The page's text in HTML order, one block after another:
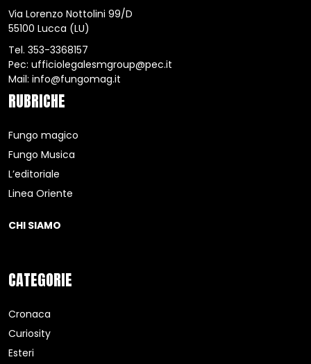
Via Lorenzo Nottolini 99/D
55100 Lucca (LU)
Tel. 353-3368157
Pec: ufficiolegalesmgroup@pec.it
Mail: info@fungomag.it
RUBRICHE
Fungo magico
Fungo Musica
L’editoriale
Linea Oriente
CHI SIAMO
CATEGORIE
Cronaca
Curiosity
Esteri